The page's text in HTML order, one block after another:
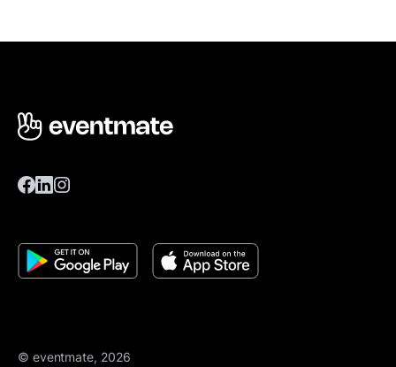
© eventmate, 2026